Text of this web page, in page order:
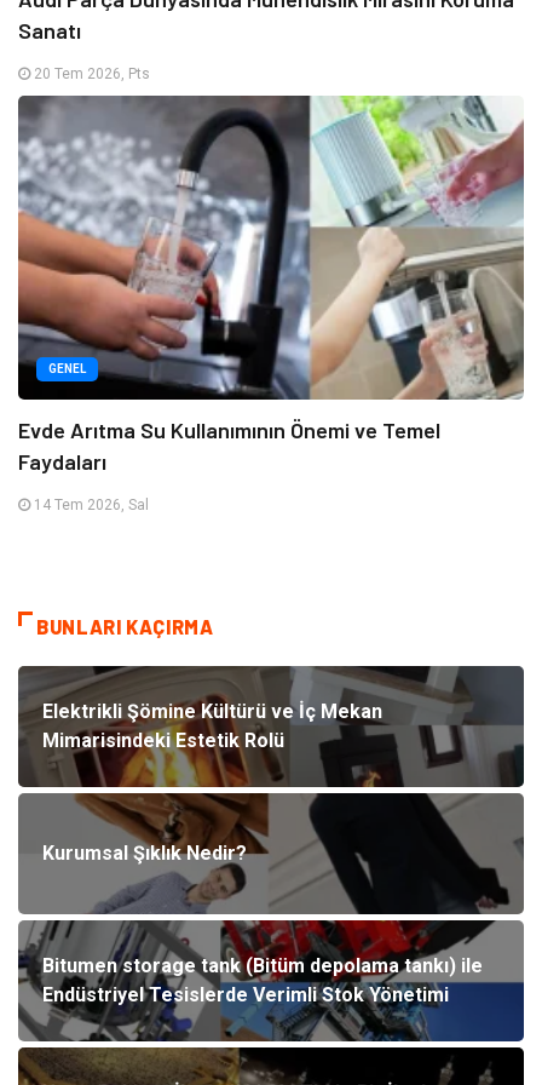
Sanatı
20 Tem 2026, Pts
GENEL
Evde Arıtma Su Kullanımının Önemi ve Temel
Faydaları
14 Tem 2026, Sal
BUNLARI KAÇIRMA
Elektrikli Şömine Kültürü ve İç Mekan
Mimarisindeki Estetik Rolü
Kurumsal Şıklık Nedir?
Bitumen storage tank (Bitüm depolama tankı) ile
Endüstriyel Tesislerde Verimli Stok Yönetimi